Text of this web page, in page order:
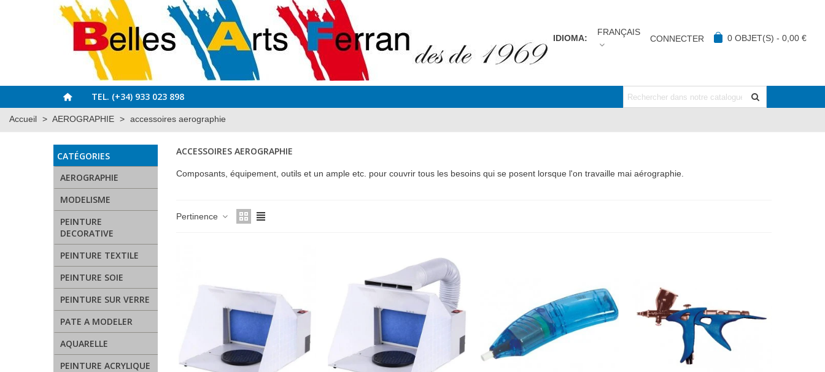
IDIOMA:
FRANÇAIS
CONNECTER 0 OBJET(S) - 0,00 €
TEL. (+34) 933 023 898
Accueil > AEROGRAPHIE > accessoires aerographie
CATÉGORIES
AEROGRAPHIE
MODELISME
PEINTURE
DECORATIVE
PEINTURE TEXTILE
PEINTURE SOIE
PEINTURE SUR VERRE
PATE A MODELER
AQUARELLE
PEINTURE ACRYLIQUE
ACCESSOIRES AEROGRAPHIE
Composants, équipement, outils et un ample etc. pour couvrir tous les besoins qui se posent lorsque l'on travaille mai aérographie.
Pertinence